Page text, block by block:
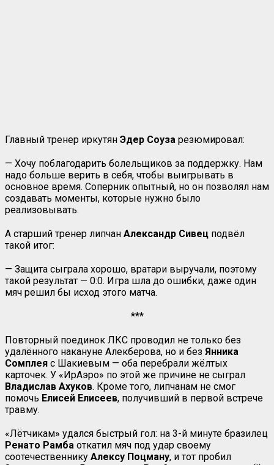
Главный тренер иркутян Эдер Соуза резюмировал:
— Хочу поблагодарить болельщиков за поддержку. Нам
надо больше верить в себя, чтобы выигрывать в
основное время. Соперник опытный, но он позволял нам
создавать моменты, которые нужно было
реализовывать.
А старший тренер липчан Александр Сивец подвёл
такой итог:
— Защита сыграла хорошо, вратари выручали, поэтому
такой результат — 0:0. Игра шла до ошибки, даже один
мяч решил бы исход этого матча.
***
Повторный поединок ЛКС проводил не только без
удалённого накануне Алекберова, но и без Янника
Сомплея с Шакиевым — оба перебрали жёлтых
карточек. У «ИрАэро» по этой же причине не сыграл
Владислав Ахуков. Кроме того, липчанам не смог
помочь Елисей Елисеев, получивший в первой встрече
травму.
«Лётчикам» удался быстрый гол: на 3-й минуте бразилец
Ренато Рамба откатил мяч под удар своему
соотечественнику Алексу Поцману, и тот пробил